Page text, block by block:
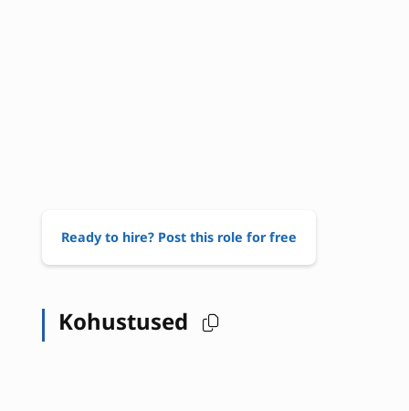
Ready to hire? Post this role for free
Kohustused